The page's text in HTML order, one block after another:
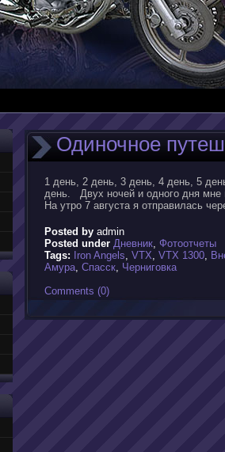
Одиночное
1 день, 2 день, 3 день, 4 день, 5
день. Двух ночей и одного дня мне
На утро 7 августа я отправилась
Posted by admin
Posted under Дневник, Фотоотчеты
Tags:
Iron Angels, VTX, VTX 1300,
Амура, Спасск, Черниговка
Comments (0)